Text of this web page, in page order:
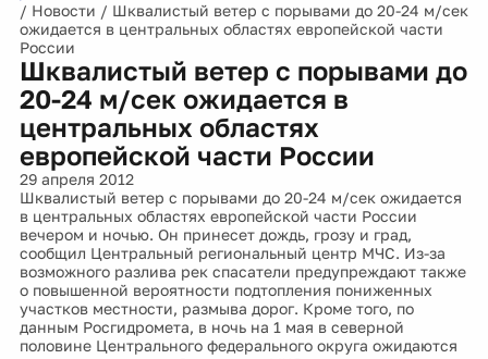
/ Новости / Шквалистый ветер с порывами до 20-24 м/сек
ожидается в центральных областях европейской части
России
Шквалистый ветер с порывами до
20-24 м/сек ожидается в
центральных областях
европейской части России
29 апреля 2012
Шквалистый ветер с порывами до 20-24 м/сек ожидается
в центральных областях европейской части России
вечером и ночью. Он принесет дождь, грозу и град,
сообщил Центральный региональный центр МЧС. Из-за
возможного разлива рек спасатели предупреждают также
о повышенной вероятности подтопления пониженных
участков местности, размыва дорог. Кроме того, по
данным Росгидромета, в ночь на 1 мая в северной
половине Центрального федерального округа ожидаются